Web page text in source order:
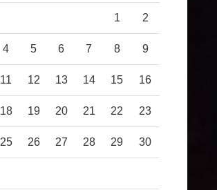
1 2
4 5 6 7 8 9
11 12 13 14 15 16
18 19 20 21 22 23
25 26 27 28 29 30